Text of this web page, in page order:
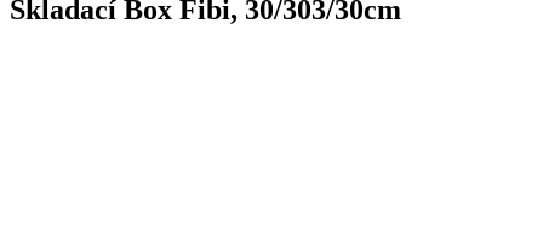
Skladací Box Fibi, 30/303/30cm